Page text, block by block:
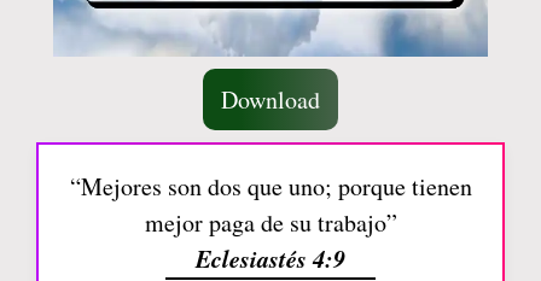
Download
“Mejores son dos que uno; porque tienen
mejor paga de su trabajo”
Eclesiastés 4:9